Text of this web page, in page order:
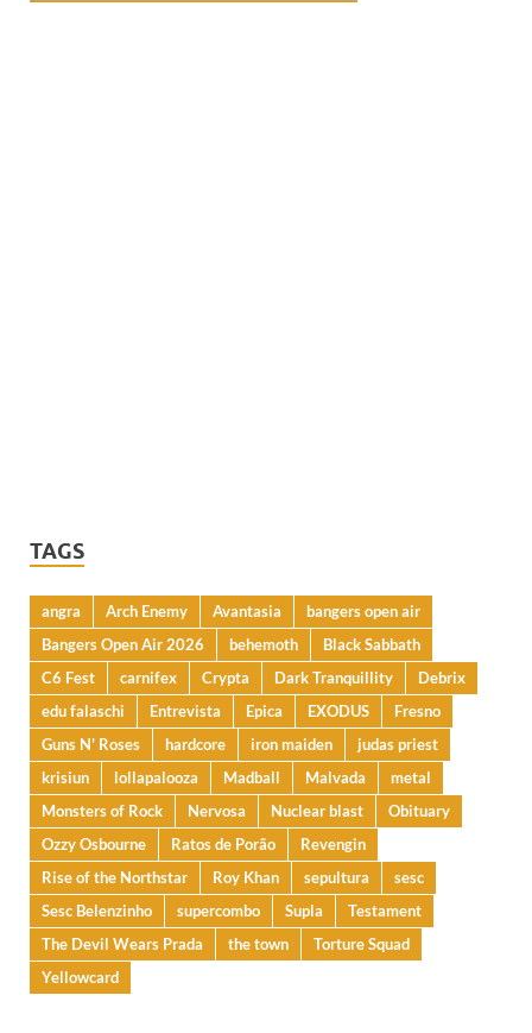
TAGS
angra Arch Enemy Avantasia
bangers open air
Bangers Open Air 2026
behemoth
Black Sabbath
C6 Fest
carnifex Crypta Dark Tranquillity
Debrix
edu falaschi
Entrevista Epica EXODUS
Fresno
Guns N' Roses
hardcore iron maiden
judas priest
krisiun
lollapalooza Madball Malvada
metal
Monsters of Rock
Nervosa Nuclear blast
Obituary
Ozzy Osbourne
Ratos de Porão
Revengin
Rise of the Northstar
Roy Khan sepultura
sesc
Sesc Belenzinho
supercombo Supla
Testament
The Devil Wears Prada
the town
Torture Squad
Yellowcard